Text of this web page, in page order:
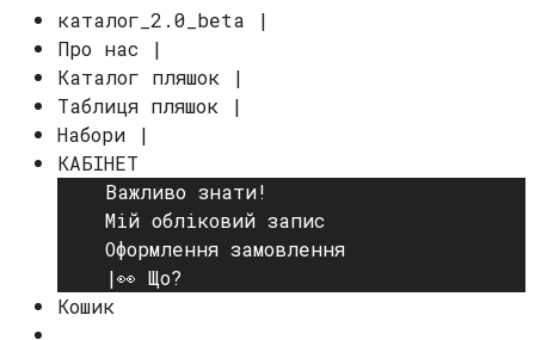
каталог_2.0_beta |
Про нас |
Каталог пляшок |
Таблиця пляшок |
Набори |
КАБІНЕТ
Важливо знати!
Мій обліковий запис
Оформлення замовлення
|👀 Що?
Кошик